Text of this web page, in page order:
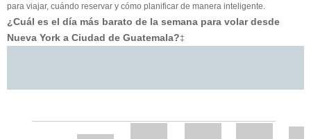
para viajar, cuándo reservar y cómo planificar de manera inteligente.
¿Cuál es el día más barato de la semana para volar desde
Nueva York a Ciudad de Guatemala?‡